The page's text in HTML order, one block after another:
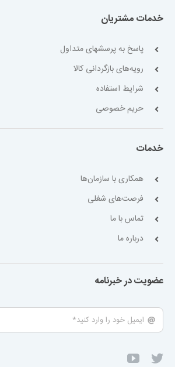
خدمات مشتریان
پاسخ به پرسشهای متداول
رویه‌های بازگردانی کالا
شرایط استفاده
حریم خصوصی
خدمات
همکاری با سازمان‌ها
فرصت‌های شغلی
تماس با ما
درباره ما
عضویت در خبرنامه